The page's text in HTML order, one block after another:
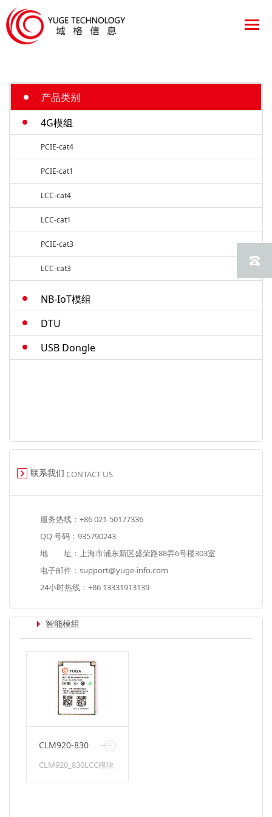
产品类别
4G模组
PCIE-cat4
PCIE-cat1
LCC-cat4
LCC-cat1
PCIE-cat3
LCC-cat3
NB-IoT模组
DTU
USB Dongle
联系我们 CONTACT US
服务热线：+86 021-50177336
QQ 号码：935790243
地 址：上海市浦东新区盛荣路88弄6号楼303室
电子邮件：support@yuge-info.com
24小时热线：+86 13331913139
智能模组
CLM920-830
CLM920_830LCC模块